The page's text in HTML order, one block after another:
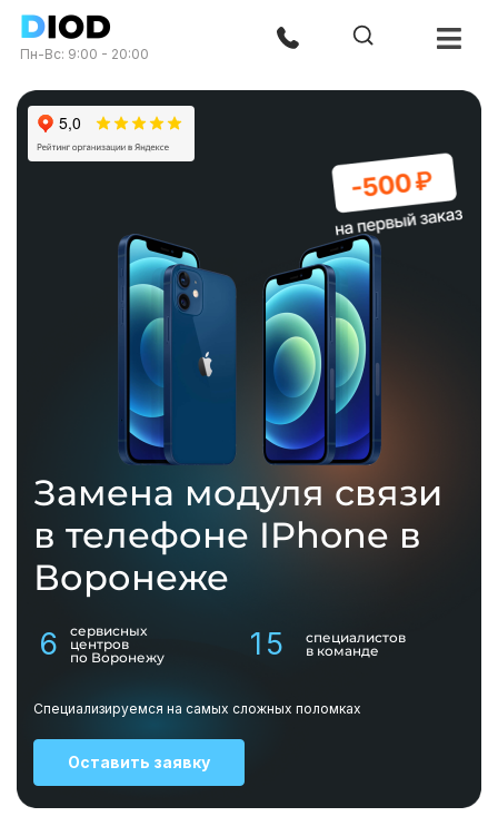
Пн-Вс: 9:00 - 20:00
Замена модуля связи
в телефоне IPhone в
Воронеже
6
сервисных
центров
по Воронежу
15
специалистов
в команде
Специализируемся на самых сложных поломках
Оставить заявку